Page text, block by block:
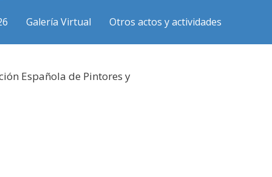
Galería Virtual Otros actos y actividades
Española de Pintores y